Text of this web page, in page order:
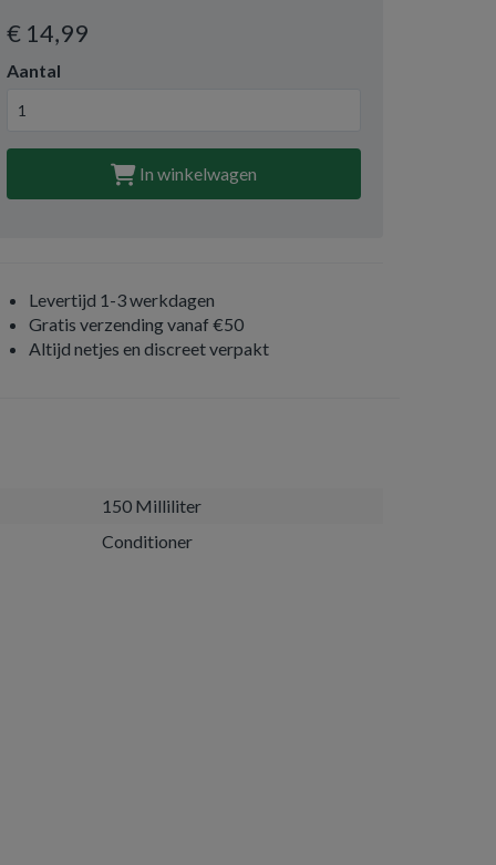
€ 14,99
Aantal
In winkelwagen
Levertijd 1-3 werkdagen
Gratis verzending vanaf €50
Altijd netjes en discreet verpakt
150 Milliliter
Conditioner